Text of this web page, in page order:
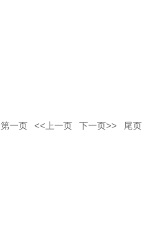
第一页 <<上一页 下一页>> 尾页